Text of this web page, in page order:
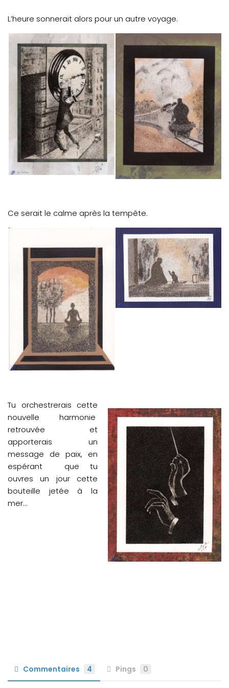
L’heure sonnerait alors pour un autre voyage.
Ce serait le calme après la tempête.
Tu orchestrerais cette
nouvelle harmonie
retrouvée et
apporterais un
message de paix, en
espérant que tu
ouvres un jour cette
bouteille jetée à la
mer…
Commentaires 4 Pings 0